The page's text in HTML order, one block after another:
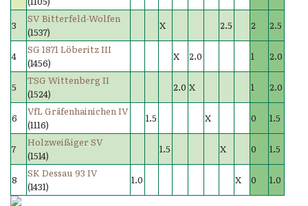
3
SV Bitterfeld-Wolfen
(1537)
X 2.5 2 2.5
4
SG 1871 Löberitz III
(1456)
X 2.0 1 2.0
5
TSG Wittenberg II
(1524)
2.0 X 1 2.0
6
VfL Gräfenhainichen IV
(1116)
1.5 X 0 1.5
7
Holzweißiger SV
(1514)
1.5 X 0 1.5
8
SK Dessau 93 IV
(1431)
1.0 X 0 1.0